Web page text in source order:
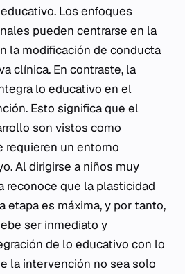
Los enfoques
pueden centrarse en la
la modificación de conducta
clínica. En contraste, la
lo educativo en el
Esto significa que el
son vistos como
requieren un entorno
Al dirigirse a niños muy
reconoce que la plasticidad
etapa es máxima, y por tanto,
ser inmediato y
de lo educativo con lo
la intervención no sea solo